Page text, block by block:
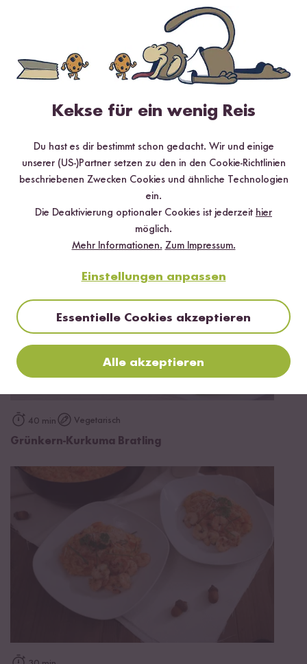
40 min
Hähnchen süß-sauer mit Schwarzem Reis
40 min Vegetarisch
Grünkern-Kurkuma Bratling
Kekse für ein wenig Reis
Du hast es dir bestimmt schon gedacht. Wir und einige
unserer (US-)Partner setzen zu den in den Cookie-Richtlinien
beschriebenen Zwecken Cookies und ähnliche Technologien
ein.
Die Deaktivierung optionaler Cookies ist jederzeit hier
möglich.
Mehr Informationen. Zum Impressum.
Einstellungen anpassen
Essentielle Cookies akzeptieren
Alle akzeptieren